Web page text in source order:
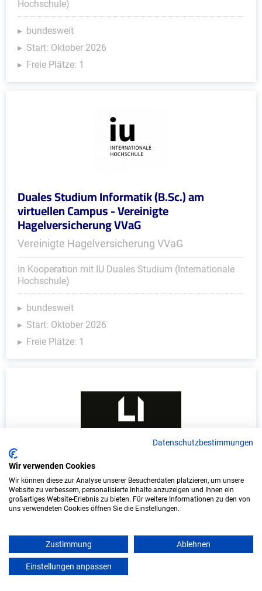
Hochschule)
bundesweit
Start: Oktober 2026
Freie Plätze: 1
Duales Studium Informatik (B.Sc.) am
virtuellen Campus - Vereinigte
Hagelversicherung VVaG
Vereinigte Hagelversicherung VVaG
In Kooperation mit IU Duales Studium (Internationale
Hochschule)
bundesweit
Start: Oktober 2026
Freie Plätze: 1
Duales Studium Informatik (B.Sc.) am
virtuellen Campus - Lange Immo GmbH
LANGE IMMO GmbH
(Internationale Hochschule)
bundesweit
Datenschutzbestimmungen
Wir verwenden Cookies
Wir können diese zur Analyse unserer Besucherdaten platzieren, um unsere
Website zu verbessern, personalisierte Inhalte anzuzeigen und Ihnen ein
großartiges Website-Erlebnis zu bieten. Für weitere Informationen zu den von
uns verwendeten Cookies öffnen Sie die Einstellungen.
Zustimmung Ablehnen
Einstellungen anpassen